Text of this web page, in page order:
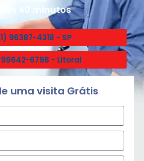
em 40 minutos
96387-4318 - SP
99642-6798 - Litoral
uma visita Grátis